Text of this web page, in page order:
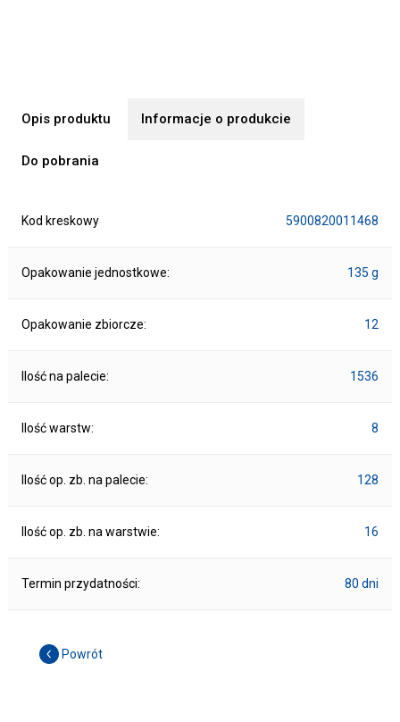
Opis produktu Informacje o produkcie
Do pobrania
Kod kreskowy 5900820011468
Opakowanie jednostkowe: 135 g
Opakowanie zbiorcze: 12
Ilość na palecie: 1536
Ilość warstw: 8
Ilość op. zb. na palecie: 128
Ilość op. zb. na warstwie: 16
Termin przydatności: 80 dni
Powrót